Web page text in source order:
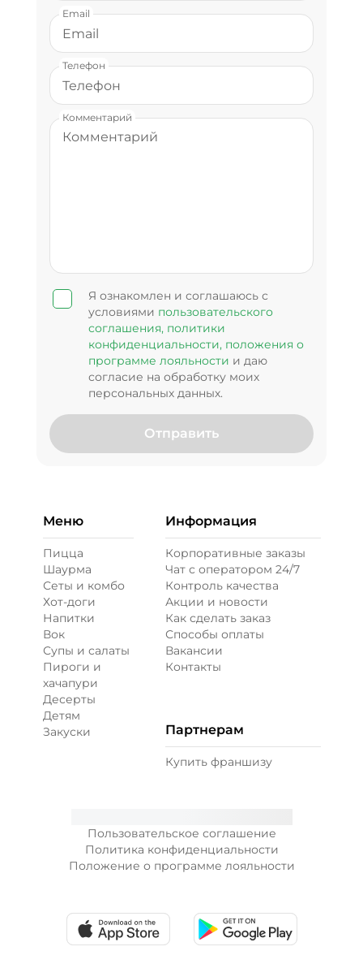
Email
Телефон
Комментарий
Я ознакомлен и соглашаюсь с
условиями пользовательского
соглашения, политики
конфиденциальности, положения о
программе лояльности и даю
согласие на обработку моих
персональных данных.
Отправить
Пользовательское соглашение
Политика конфиденциальности
Положение о программе лояльности
Меню
Пицца
Шаурма
Сеты и комбо
Хот-доги
Напитки
Вок
Супы и салаты
Пироги и
хачапури
Десерты
Детям
Закуски
Информация
Корпоративные заказы
Чат с оператором 24/7
Контроль качества
Акции и новости
Как сделать заказ
Способы оплаты
Вакансии
Контакты
Партнерам
Купить франшизу